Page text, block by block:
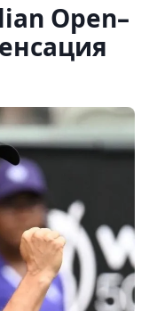
Open–